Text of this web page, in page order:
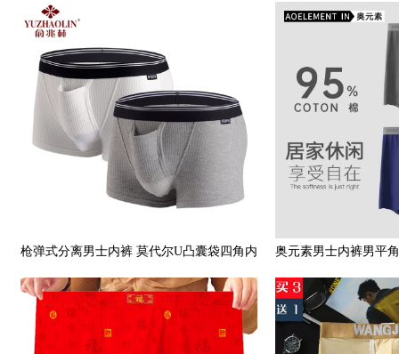
枪弹式分离男士内裤 莫代尔U凸囊袋四角内
裤阴囊托透气性感平角裤
奥元素男士内裤男平
居家哈罗裤